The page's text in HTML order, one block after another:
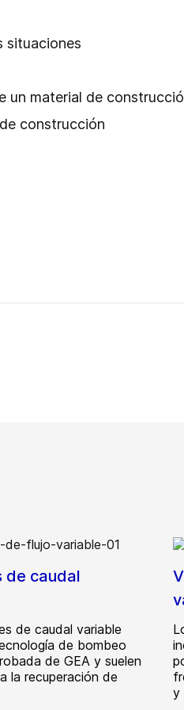
situaciones
un material de
construcción
de caudal
de caudal variable
de bombeo
de GEA y suelen
la recuperación de
y